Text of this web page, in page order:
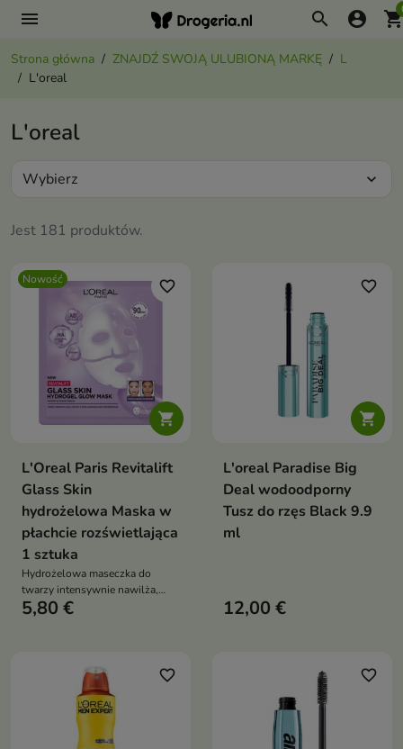
menu search account_circle
Strona główna ZNAJDŹ SWOJĄ ULUBIONĄ MARKĘ
L
L'oreal
L'oreal
Jest 181 produktów.
Wybierz expand_more
Nowość

favorite_border
L'Oreal Paris Revitalift
Glass Skin
hydrożelowa Maska w
płachcie rozświetlająca
1 sztuka
Hydrożelowa maseczka do
twarzy intensywnie nawilża,
wygładza i nadaje cerze efekt
alantoiną, trehalozą i
składnikami odżywczymi
wspiera komfort, regenerację i
świeży wygląd skóry
5,80 €

favorite_border
L'oreal Paradise Big
Deal wodoodporny
Tusz do rzęs Black 9.9
ml
12,00 €
favorite_border favorite_border